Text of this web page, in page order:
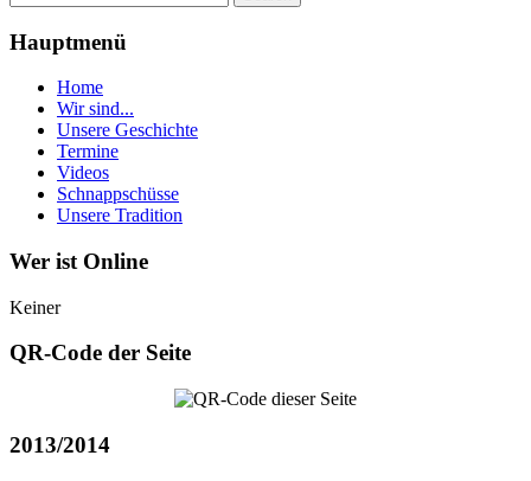
Hauptmenü
Home
Wir sind...
Unsere Geschichte
Termine
Videos
Schnappschüsse
Unsere Tradition
Wer ist Online
Keiner
QR-Code der Seite
2013/2014